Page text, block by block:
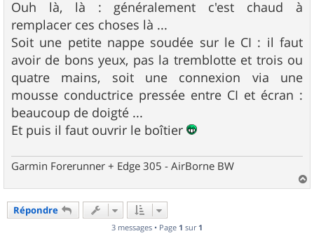
s
s
a
g
e
Ouh là, là : généralement c'est chaud à
remplacer ces choses là ...
Soit une petite nappe soudée sur le CI : il faut
avoir de bons yeux, pas la tremblotte et trois ou
quatre mains, soit une connexion via une
mousse conductrice pressée entre CI et écran :
beaucoup de doigté ...
Et puis il faut ouvrir le boîtier
Garmin Forerunner + Edge 305 - AirBorne BW
a
Répondre
3 messages • Page 1 sur 1